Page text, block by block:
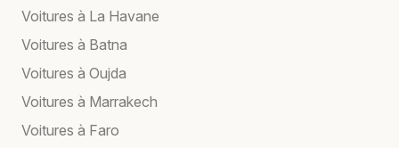
Voitures à La Havane
Voitures à Batna
Voitures à Oujda
Voitures à Marrakech
Voitures à Faro